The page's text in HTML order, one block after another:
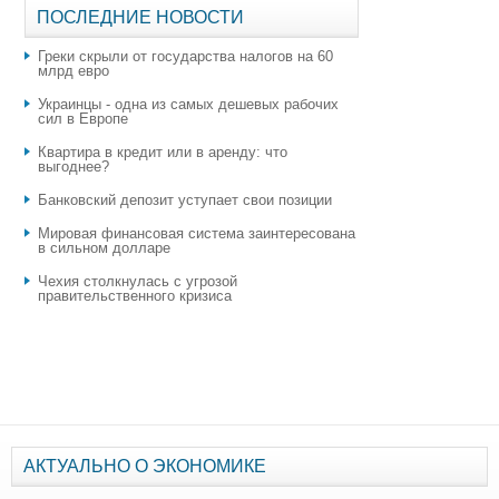
ПОСЛЕДНИЕ НОВОСТИ
Греки скрыли от государства налогов на 60
млрд евро
Украинцы - одна из самых дешевых рабочих
сил в Европе
Квартира в кредит или в аренду: что
выгоднее?
​Банковский депозит уступает свои позиции
Мировая финансовая система заинтересована
в сильном долларе
Чехия столкнулась с угрозой
правительственного кризиса
АКТУАЛЬНО О ЭКОНОМИКЕ